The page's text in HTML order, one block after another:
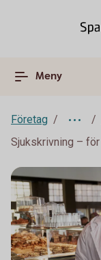
Meny
Företag
Sjukskrivning –